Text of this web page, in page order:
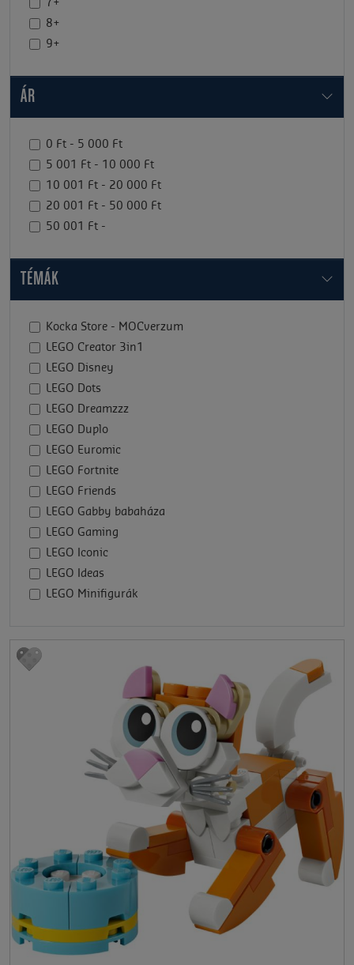
7+
8+
9+
ÁR
0 Ft - 5 000 Ft
5 001 Ft - 10 000 Ft
10 001 Ft - 20 000 Ft
20 001 Ft - 50 000 Ft
50 001 Ft -
TÉMÁK
Kocka Store - MOCverzum
LEGO Creator 3in1
LEGO Disney
LEGO Dots
LEGO Dreamzzz
LEGO Duplo
LEGO Euromic
LEGO Fortnite
LEGO Friends
LEGO Gabby babaháza
LEGO Gaming
LEGO Iconic
LEGO Ideas
LEGO Minifigurák